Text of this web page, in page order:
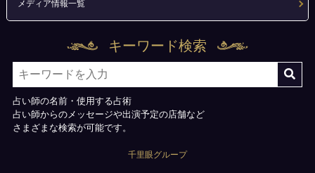
メディア情報一覧
キーワード検索
占い師の名前・使用する占術
占い師からのメッセージや出演予定の店舗など
さまざまな検索が可能です。
千里眼グループ